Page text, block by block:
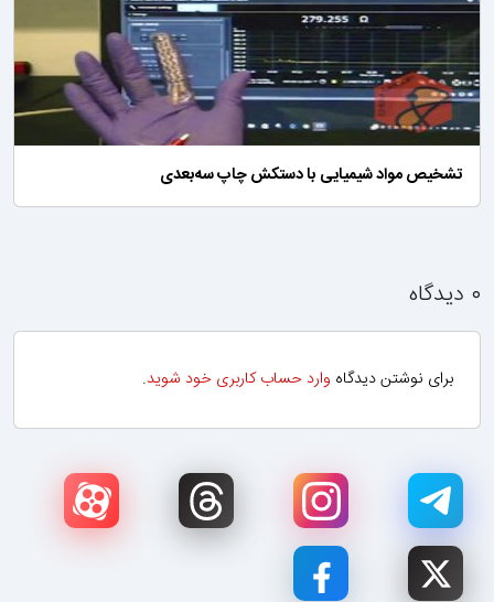
تشخیص مواد شیمیایی با دستکش چاپ سه‌بعدی
۰ دیدگاه
برای نوشتن دیدگاه وارد حساب کاربری خود شوید.